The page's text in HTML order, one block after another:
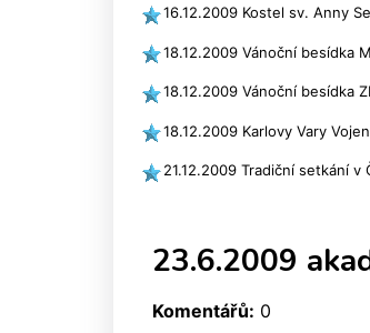
16.12.2009 Kostel sv. Anny
18.12.2009 Vánoční besídka
18.12.2009 Vánoční besídka
18.12.2009 Karlovy Vary
21.12.2009 Tradiční setkání v
23.6.2009
Komentářů: 0